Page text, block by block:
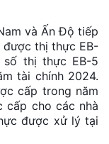
và Ấn Độ tiếp
được thị thực EB-
số thị thực EB-5
tài chính 2024.
cấp trong năm
cấp cho các nhà
được xử lý tại